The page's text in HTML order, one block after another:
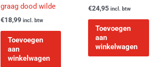
graag dood wilde
€18,99 incl. btw
Toevoegen
aan
winkelwagen
€24,95 incl. btw
Toevoegen
aan
winkelwagen